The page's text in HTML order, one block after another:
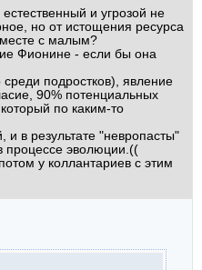
и угрозой не
но от истощения ресурса
с малым?
Фионине - если бы она
подростков), явление
90% потенциальных
по каким-то
в результате "невропасты"
процессе эволюции.((
у коллантариев с этим